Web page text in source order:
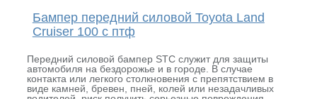
Бампер передний силовой Toyota Land
Cruiser 100 с птф
Передний силовой бампер STC служит для защиты
автомобиля на бездорожье и в городе. В случае
контакта или легкого столкновения с препятствием в
виде камней, бревен, пней, колей или незадачливых